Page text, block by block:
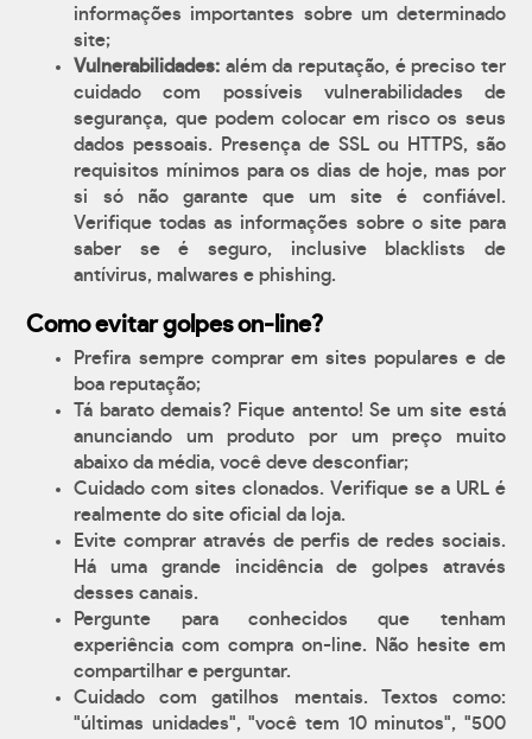
informações importantes sobre um determinado
site;
Vulnerabilidades: além da reputação, é preciso ter
cuidado com possíveis vulnerabilidades de
segurança, que podem colocar em risco os seus
dados pessoais. Presença de SSL ou HTTPS, são
requisitos mínimos para os dias de hoje, mas por
si só não garante que um site é confiável.
Verifique todas as informações sobre o site para
saber se é seguro, inclusive blacklists de
antívirus, malwares e phishing.
Como evitar golpes on-line?
Prefira sempre comprar em sites populares e de
boa reputação;
Tá barato demais? Fique antento! Se um site está
anunciando um produto por um preço muito
abaixo da média, você deve desconfiar;
Cuidado com sites clonados. Verifique se a URL é
realmente do site oficial da loja.
Evite comprar através de perfis de redes sociais.
Há uma grande incidência de golpes através
desses canais.
Pergunte para conhecidos que tenham
experiência com compra on-line. Não hesite em
compartilhar e perguntar.
Cuidado com gatilhos mentais. Textos como:
"últimas unidades", "você tem 10 minutos", "500